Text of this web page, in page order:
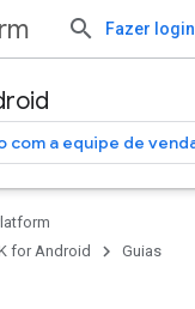
Fazer login
com a equipe de
for Android Guias